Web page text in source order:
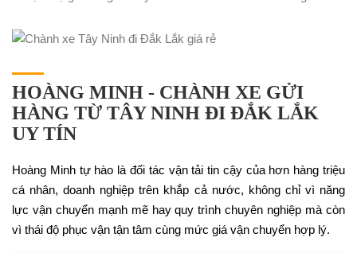
HOÀNG MINH - CHÀNH XE GỬI
HÀNG TỪ TÂY NINH ĐI ĐẮK LẮK
UY TÍN
Hoàng Minh tự hào là đối tác vận tải tin cậy của hơn hàng triệu
cá nhân, doanh nghiệp trên khắp cả nước, không chỉ vì năng
lực vận chuyển mạnh mẽ hay quy trình chuyên nghiệp mà còn
vì thái độ phục vận tận tâm cùng mức giá vận chuyển hợp lý.